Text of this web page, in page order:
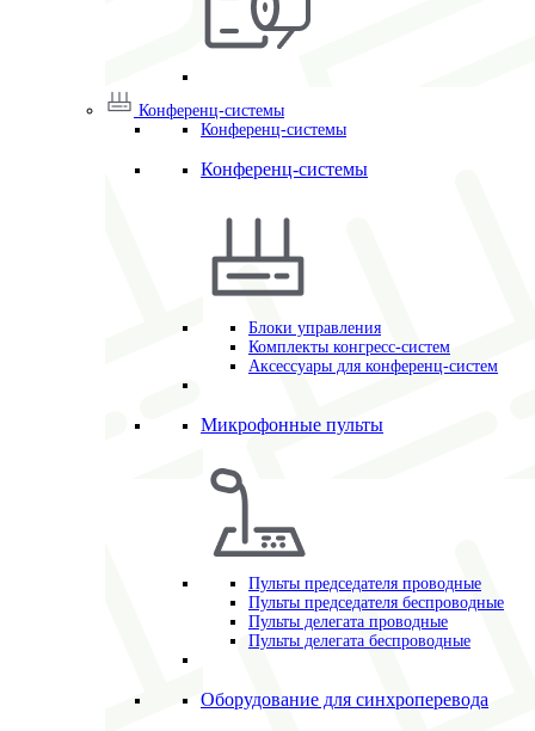
Конференц-системы
Конференц-системы
Конференц-системы
Блоки управления
Комплекты конгресс-систем
Аксессуары для конференц-систем
Микрофонные пульты
Пульты председателя проводные
Пульты председателя беспроводные
Пульты делегата проводные
Пульты делегата беспроводные
Оборудование для синхроперевода